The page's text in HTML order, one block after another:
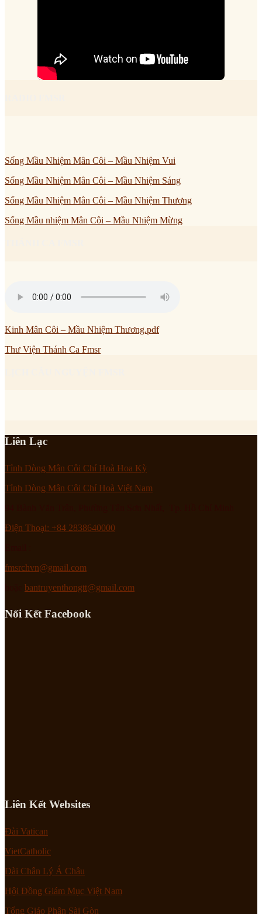
Sống Mầu Nhiệm Mân Côi – Mầu Nhiệm Vui
Sống Mầu Nhiệm Mân Côi – Mầu Nhiệm Sáng
Sống Mầu Nhiệm Mân Côi – Mầu Nhiệm Thương
Sống Mầu nhiệm Mân Côi – Mầu Nhiệm Mừng
Kinh Mân Côi – Mầu Nhiệm Thương.pdf
Thư Viện Thánh Ca Fmsr
Liên Lạc
Tỉnh Dòng Mân Côi Chí Hoà Hoa Kỳ
Tỉnh Dòng Mân Côi Chí Hoà Việt Nam
Điện Thoại: +84 2838640000
fmsrchvn@gmail.com
bantruyenthongtt@gmail.com
Nối Kết Facebook
Liên Kết Websites
Đài Vatican
VietCatholic
Đài Chân Lý Á Châu
Hội Đồng Giám Mục Việt Nam
Tổng Giáo Phận Sài Gòn